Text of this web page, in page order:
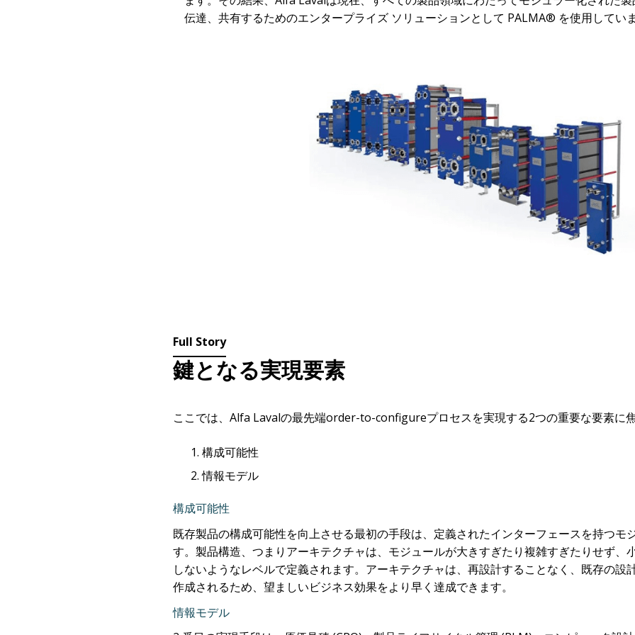
伝達、共有するためのエンタープライズ ソリューションとして PALMA® を使用してい
Full Story
鍵となる実現要素
ここでは、Alfa Lavalの最先端order-to-configureプロセスを実現する2つの重要な要素に
構成可能性
情報モデル
構成可能性
既存製品の構成可能性を向上させる最初の手段は、定義されたインターフェースを持つモ
す。製品構造、つまりアーキテクチャは、モジュールが大きすぎたり複雑すぎたりせず、
しないようなレベルで定義されます。アーキテクチャは、再設計することなく、既存の設
作成されるため、望ましいビジネス効果をより早く達成できます。
情報モデル